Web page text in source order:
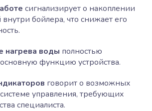
сигнализирует о накоплении
бойлера, что снижает его
нагрева воды полностью
функцию устройства.
говорит о возможных
управления, требующих
специалиста.